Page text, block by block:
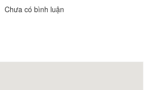
Chưa có bình luận